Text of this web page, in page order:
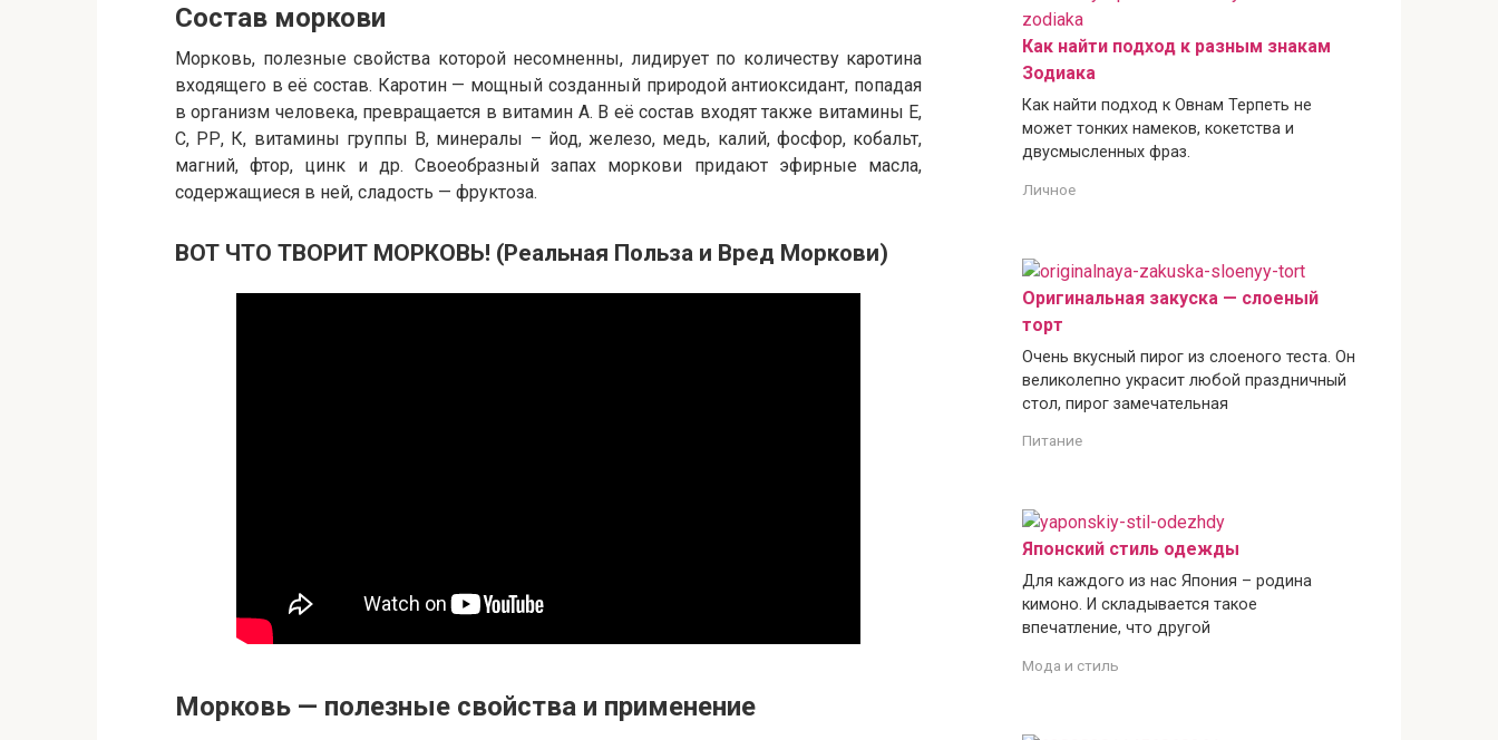
Состав моркови
Морковь, полезные свойства которой несомненны, лидирует по количеству каротина
входящего в её состав. Каротин — мощный созданный природой антиоксидант, попадая
в организм человека, превращается в витамин А. В её состав входят также витамины Е,
С, РР, К, витамины группы В, минералы – йод, железо, медь, калий, фосфор, кобальт,
магний, фтор, цинк и др. Своеобразный запах моркови придают эфирные масла,
содержащиеся в ней, сладость — фруктоза.
ВОТ ЧТО ТВОРИТ МОРКОВЬ! (Реальная Польза и Вред Моркови)
Морковь — полезные свойства и применение
Как найти подход к разным знакам
Зодиака
Как найти подход к Овнам Терпеть не
может тонких намеков, кокетства и
двусмысленных фраз.
Личное
Оригинальная закуска — слоеный
торт
Очень вкусный пирог из слоеного теста. Он
великолепно украсит любой праздничный
стол, пирог замечательная
Питание
Японский стиль одежды
Для каждого из нас Япония – родина
кимоно. И складывается такое
впечатление, что другой
Мода и стиль